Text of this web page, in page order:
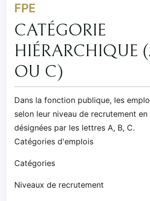
FPE
CATÉGORIE
HIÉRARCHIQUE
OU C)
Dans la fonction publique, les
selon leur niveau de recrutement
désignées par les lettres A, B, C.
Catégories d'emplois
Catégories
Niveaux de recrutement